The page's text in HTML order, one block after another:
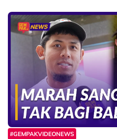
#GEMPAKVIDEONEWS